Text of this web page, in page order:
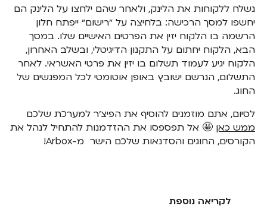
נשלח ללקוחות את הלינק, ולאחר שהם ילחצו על הלינק הם
יחשפו למסך הרכישה: בלחיצה על ״רישום״ ייפתח חלון
הרשמה בו הלקוח יזין את הפרטים האישיים שלו. במסך
הבא, הלקוח יחתום על התקנון הדיגיטלי, ובשלב האחרון,
הלקוח יגיע לעמוד תשלום בו יזין את פרטי האשראי. לאחר
התשלום, הנרשם ישובץ באופן אוטומטי לכל המפגשים של
החוג.
לסיום, אתם מוזמנים להוסיף את הפיצ׳ר למערכת שלכם
ממש כאן 🤩 אל תפספסו את ההזדמנות להתחיל לנהל את
הקורסים, החוגים והסדנאות שלכם הישר מ-Arbox!
לקריאה נוספת